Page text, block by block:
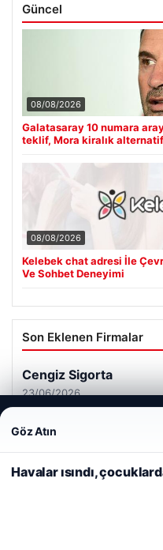
Güncel
08/08/2026
Galatasaray 10 numara
teklif, Mora kiralık
08/08/2026
Kelebek chat adresi İle
Ve Sohbet Deneyimi
Son Eklenen Firmalar
Cengiz Sigorta
23/06/2026
deneyiminizi kişiselleştirmek
kullanıyoruz.Çerez
Reddet Kabul Et
Göz Atın
Havalar ısındı,